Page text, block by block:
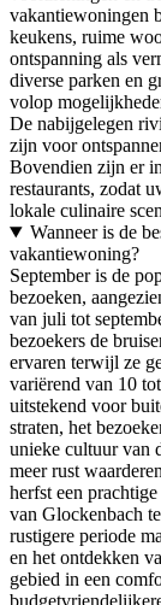
vakantiewoningen
keukens, ruime
ontspanning als
diverse parken en
volop
De nabijgelegen
zijn voor
Bovendien zijn er
restaurants, zodat
lokale culinaire
Wanneer is de
vakantiewoning?
September is de
bezoeken,
van juli tot
bezoekers de
ervaren terwijl ze
variërend van 10
uitstekend voor
straten, het
unieke cultuur van
meer rust
herfst een
van Glockenbach
rustigere periode
en het ontdekken
gebied in een